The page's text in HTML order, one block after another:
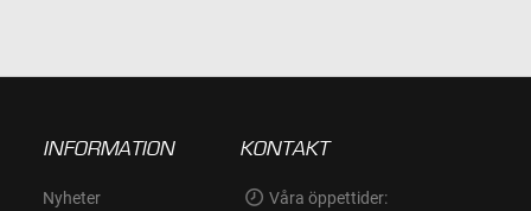
INFORMATION
Nyheter
KONTAKT
Våra öppettider: